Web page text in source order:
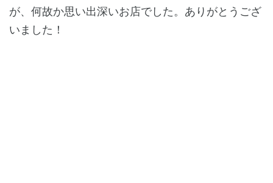
が、何故か思い出深いお店でした。ありがとうござ
いました！